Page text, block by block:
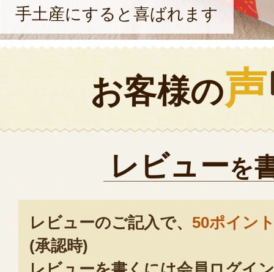
手土産にすると喜ばれます
お客様の声
レビューを
レビューのご記入で、 50ポイン
(承認時)